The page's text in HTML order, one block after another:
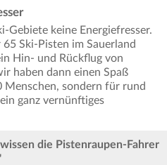
Gebiete keine Energiefresser.
Ski-Pisten im Sauerland
Hin- und Rückflug von
haben dann einen Spaß
sondern für rund
ganz vernünftiges
die Pistenraupen-Fahrer